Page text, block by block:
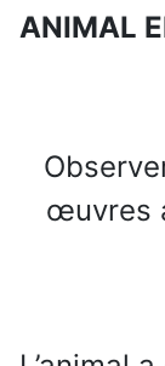
ANIMAL
œuvres